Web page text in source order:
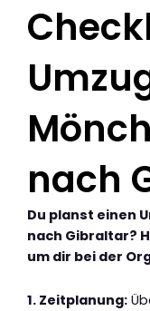
nach
Du planst einen
nach Gibraltar?
um dir bei der
1. Zeitplanung: